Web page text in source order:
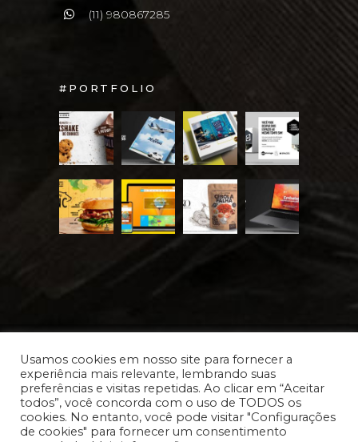
(11) 980867285
#PORTFOLIO
Desde 2012 © Vollup.com| Todos os direitos
reservados.
Usamos cookies em nosso site para fornecer a
experiência mais relevante, lembrando suas
preferências e visitas repetidas. Ao clicar em “Aceitar
todos”, você concorda com o uso de TODOS os
cookies. No entanto, você pode visitar "Configurações
de cookies" para fornecer um consentimento